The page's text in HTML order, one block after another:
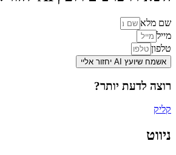
שם מלא
מייל
טלפון
אשמח שיועץ AI יחזור אליי
רוצה לדעת יותר?
קליק
ניווט